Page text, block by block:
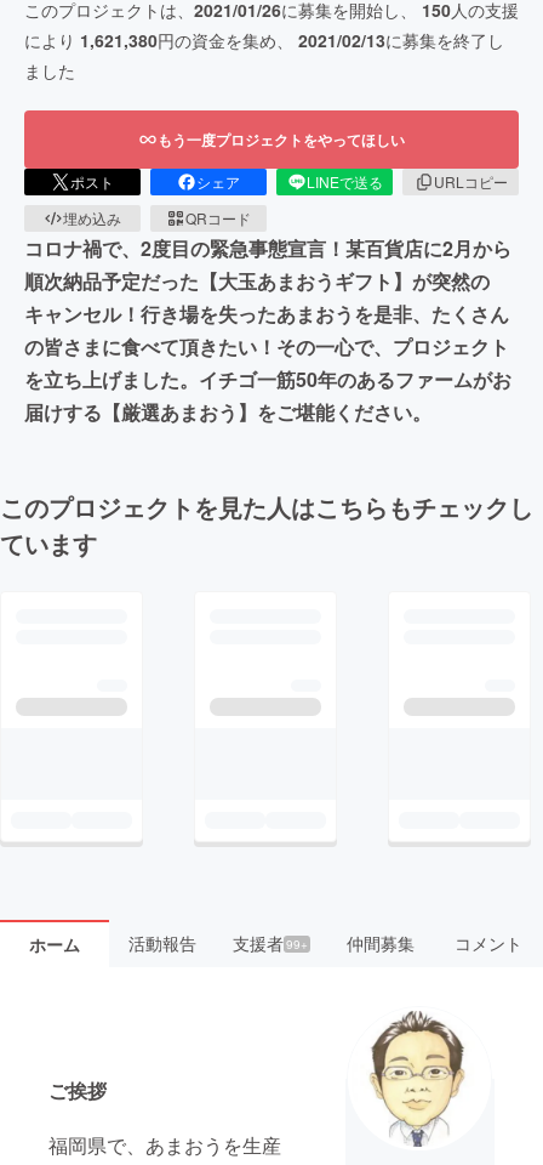
このプロジェクトは、 2021/01/26に募集を開始し、 150人の支援
により 1,621,380円の資金を集め、 2021/02/13に募集を終了し
ました
もう一度プロジェクトをやってほしい
ポスト シェア LINEで送る
URLコピー
埋め込み
QRコード
コロナ禍で、2度目の緊急事態宣言！某百貨店に2月から
順次納品予定だった【大玉あまおうギフト】が突然の
キャンセル！行き場を失ったあまおうを是非、たくさん
の皆さまに食べて頂きたい！その一心で、プロジェクト
を立ち上げました。イチゴ一筋50年のあるファームがお
届けする【厳選あまおう】をご堪能ください。
このプロジェクトを見た人はこちらもチェックし
ています
ホーム 活動報告 支援者99+ 仲間募集 コメント
ご挨拶
福岡県で、あまおうを生産